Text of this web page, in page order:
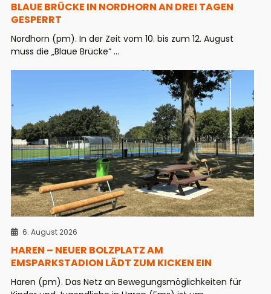
BLAUE BRÜCKE IN NORDHORN AN DREI TAGEN
GESPERRT
Nordhorn (pm). In der Zeit vom 10. bis zum 12. August
muss die „Blaue Brücke“ ...
6. August 2026
HAREN – NEUER BOLZPLATZ AM
EMSPARKSTADION LÄDT ZUM KICKEN EIN
Haren (pm). Das Netz an Bewegungsmöglichkeiten für